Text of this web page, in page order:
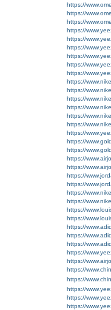
https://
https://
https://
https://
https://
https://
https://
https://
https://
https://
https://
https://
https://
https://
https://
https://
https://
https://
https://
https://
https://
https://
https://
https://
https://
https://
https://
https://
https://
https://
https://
https://
https://
https://
https://
https://